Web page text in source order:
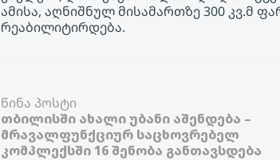
ამისა, აღნიშნულ მისამართზე 300 კვ.მ
რეაბილიტირდება.
წინა პოსტი
თბილისში ახალი უბანი აშენდება –
მრავალფუნქციურ საცხოვრებელ
კომპლექსში 16 შენობა განთავსდება